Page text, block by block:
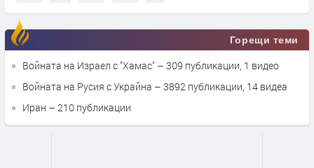
Горещи теми
Войната на Израел с "Хамас"
– 309 публикации, 1 видео
Войната на Русия с Украйна
– 3892 публикации, 14 видеа
Иран
– 210 публикации